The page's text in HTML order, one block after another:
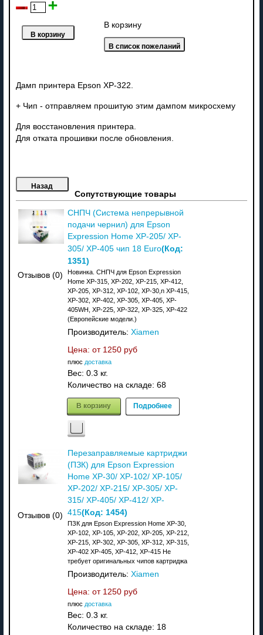
В корзину
Дамп принтера Epson XP-322.
+ Чип - отправляем прошитую этим дампом микросхему
Для восстановления принтера.
Для отката прошивки после обновления.
Сопутствующие товары
Отзывов (0)
СНПЧ (Система непрерывной
подачи чернил) для Epson
Expression Home XP-205/ XP-
305/ XP-405 чип 18 Euro(Код:
1351)
Новинка. СНПЧ для Epson Expression
Home XP-315, XP-202, XP-215, XP-412,
XP-205, XP-312, XP-102, XP-30,n XP-415,
XP-302, XP-402, XP-305, XP-405, XP-
405WH, XP-225, XP-322, XP-325, XP-422
(Европейские модели.)
Производитель: Xiamen
Цена: от 1250 руб
плюс доставка
Вес: 0.3 кг.
Количество на складе: 68
В корзину Подробнее
Отзывов (0)
Перезаправляемые картриджи
(ПЗК) для Epson Expression
Home XP-30/ XP-102/ XP-105/
XP-202/ XP-215/ XP-305/ XP-
315/ XP-405/ XP-412/ XP-
415(Код: 1454)
ПЗК для Epson Expression Home XP-30,
XP-102, XP-105, XP-202, XP-205, XP-212,
XP-215, XP-302, XP-305, XP-312, XP-315,
XP-402 XP-405, XP-412, XP-415 Не
требует оригинальных чипов картриджа
Производитель: Xiamen
Цена: от 1250 руб
плюс доставка
Вес: 0.3 кг.
Количество на складе: 18